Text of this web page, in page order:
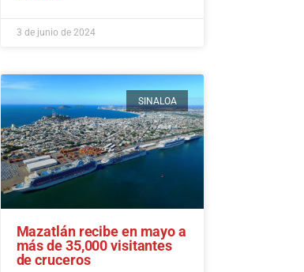
3 de junio de 2024
SINALOA
Mazatlán recibe en mayo a
más de 35,000 visitantes
de cruceros